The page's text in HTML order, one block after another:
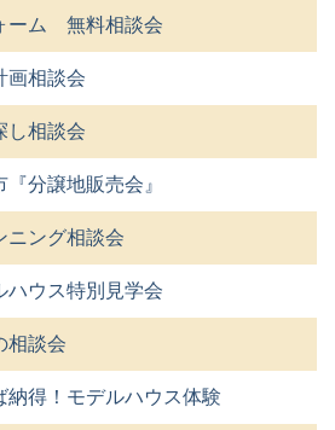
ーム 無料相談会
画相談会
し相談会
『分譲地販売会』
ニング相談会
ハウス特別見学会
相談会
納得！モデルハウス体験